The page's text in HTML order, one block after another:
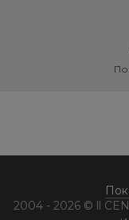
2004 - 2026 © ll